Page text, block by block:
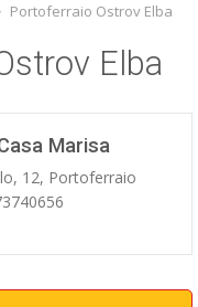
Portoferraio Ostrov Elba
Elba
Marisa
12, Portoferraio